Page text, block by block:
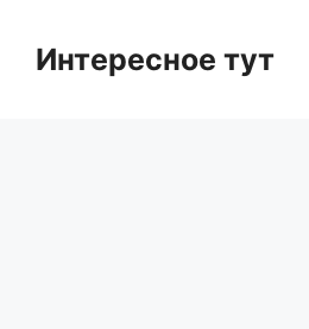
contentИнтересное тут